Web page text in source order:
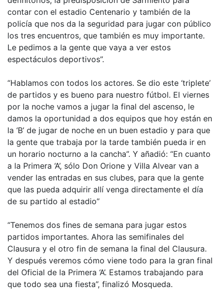
contar con el estadio Centenario y también de la
policía que nos da la seguridad para jugar con público
los tres encuentros, que también es muy importante.
Le pedimos a la gente que vaya a ver estos
espectáculos deportivos”.
“Hablamos con todos los actores. Se dio este ‘triplete’
de partidos y es bueno para nuestro fútbol. El viernes
por la noche vamos a jugar la final del ascenso, le
damos la oportunidad a dos equipos que hoy están en
la ‘B’ de jugar de noche en un buen estadio y para que
la gente que trabaja por la tarde también pueda ir en
un horario nocturno a la cancha”. Y añadió: “En cuanto
a la Primera ‘A’, sólo Don Orione y Villa Alvear van a
vender las entradas en sus clubes, para que la gente
que las pueda adquirir allí venga directamente el día
de su partido al estadio”
“Tenemos dos fines de semana para jugar estos
partidos importantes. Ahora las semifinales del
Clausura y el otro fin de semana la final del Clausura.
Y después veremos cómo viene todo para la gran final
del Oficial de la Primera ‘A’. Estamos trabajando para
que todo sea una fiesta”, finalizó Mosqueda.